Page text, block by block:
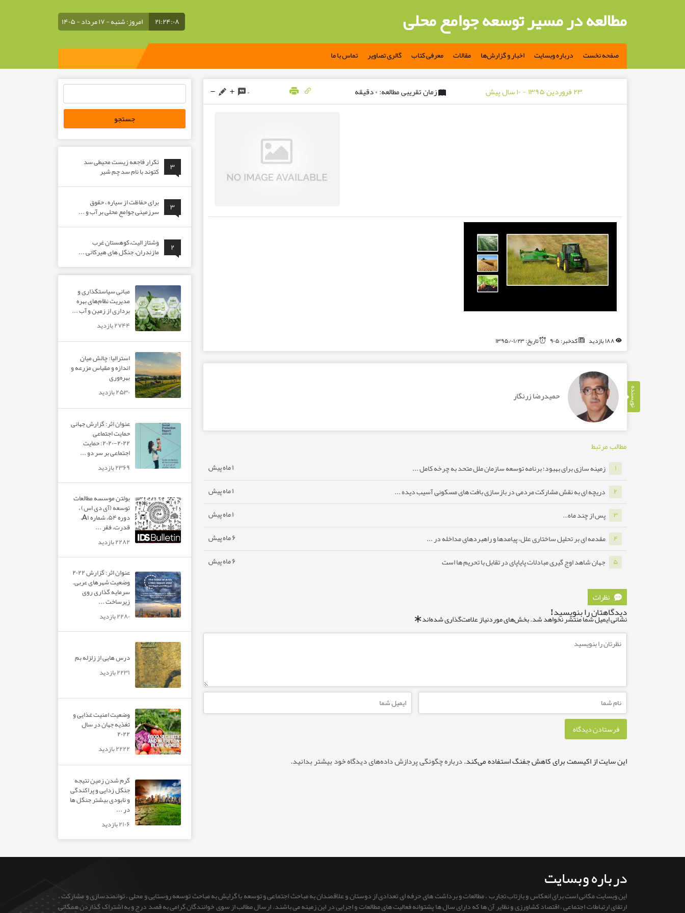
مطالعه در مسیر توسعه جوامع محلی ۲۱:۲۴:۰۸ امروز: شنبه - ۱۷ مرداد - ۱۴۰۵
صفحه نخست درباره وبسایت اخبار و گزارش‌ها مقالات معرفی کتاب گالری تصاویر تماس با ما
۲۳ فروردین ۱۳۹۵ - ۱۰ سال پیش زمان تقریبی مطالعه: ۰ دقیقه ۰
کدخبر: ۹۰۵ تاریخ: ۱۳۹۵/۰۱/۲۳
نویسنده حمیدرضا زرنگار
مطالب مرتبط
۱ زمینه سازی برای بهبود؛ برنامه توسعه سازمان ملل متحد به چرخه کامل ... ۱ ماه پیش
۲ دریچه ای به نقش مشارکت مردمی در بازسازی بافت های مسکونی آسیب دیده ... ۱ ماه پیش
۳ پس از چند ماه… ۱ ماه پیش
۴ مقدمه ای بر تحلیل ساختاری علل، پیامدها و راهبردهای مداخله در ... ۶ ماه پیش
۵ جهان شاهد اوج گیری مبادلات پایاپای در تقابل با تحریم ها است ۶ ماه پیش
نظرات
دیدگاهتان را بنویسید!
نشانی ایمیل شما منتشر نخواهد شد. بخش‌های موردنیاز علامت‌گذاری شده‌اند*
این سایت از اکیسمت برای کاهش جفنگ استفاده می‌کند. درباره چگونگی پردازش داده‌های دیدگاه خود بیشتر بدانید.
۳
تکرار فاجعه زیست محیطی سد
کتوند با نام سد چم شیر
۳
برای حفاظت از سیاره ، حقوق
سرزمینی جوامع محلی بر آب و ...
۲
وَشتاز الیت،کوهستان غرب
مازندران، جنگل های هیرکانی ...
مبانی سیاستگذاری و
مدیریت نظام‌های بهره‌
برداری از زمین و آب ...
۲۷۴۴ بازدید
استرالیا: چالش میان
اندازه و مقیاس مزرعه و
بهره‌وری
۲۵۳۰ بازدید
عنوان اثر: گزارش جهانی
حمایت اجتماعی
۲۰۲۲-۲۰۲۰: حمایت
اجتماعی بر سر دو ...
۲۳۶۹ بازدید
بولتن موسسه مطالعات
توسعه (آی دی اس) ،
دوره ۵۴، شماره A۱،
قدرت، فقر ...
۲۲۸۲ بازدید
عنوان اثر: گزارش ۲۰۲۲
وضعیت شهرهای عربی.
سرمایه گذاری روی
زیرساخت ...
۲۲۸۰ بازدید
درس هایی از زلزله بم
۲۲۳۱ بازدید
وضعیت امنیت غذایی و
تغذیه جهان در سال
۲۰۲۲
۲۲۲۲ بازدید
گرم شدن زمین نتیجه
جنگل زدایی و پراکندگی
و نابودی بیشتر جنگل ها
در ...
۲۱۰۶ بازدید
درباره وبسایت
این وبسایت مکانی است برای انعکاس و بازتاب تجارب ، مطالعات و برداشت های حرفه ای تعدادی از دوستان و علاقمندان به مباحث اجتماعی و توسعه با گرایش به مباحث توسعه روستایی و محلی ، توانمندسازی و مشارکت ،
ارتقای ارتباطات اجتماعی ، اقتصاد کشاورزی و نظایر آن ها که دارای سال ها پشتوانه فعالیت های مطالعات و اجرایی در این زمینه می باشند. ارسال مطالب از سوی خوانندگان گرامی به قصد درج و به اشتراک گذاردن همگانی